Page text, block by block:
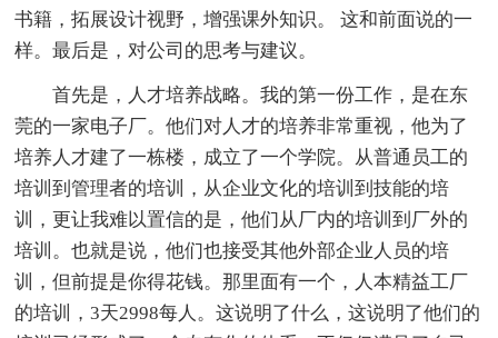
书籍，拓展设计视野，增强课外知识。 这和前面说的一
样。最后是，对公司的思考与建议。
首先是，人才培养战略。我的第一份工作，是在东
莞的一家电子厂。他们对人才的培养非常重视，他为了
培养人才建了一栋楼，成立了一个学院。从普通员工的
培训到管理者的培训，从企业文化的培训到技能的培
训，更让我难以置信的是，他们从厂内的培训到厂外的
培训。也就是说，他们也接受其他外部企业人员的培
训，但前提是你得花钱。那里面有一个，人本精益工厂
的培训，3天2998每人。这说明了什么，这说明了他们的